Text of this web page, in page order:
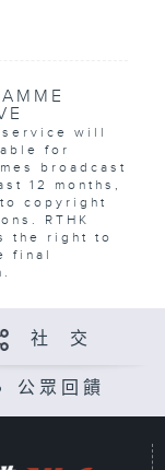
will
for
broadcast
12 months,
copyright
RTHK
the right to
final
社 交
公眾回饋